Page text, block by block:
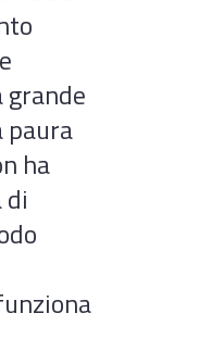
paura
ha